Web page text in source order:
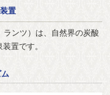
置
ランツ）は、自然界の炭酸
置です。